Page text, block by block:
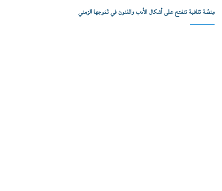
مِنصّة ثقافية تنفتح على أشكال الأدب والفنون في تَمَوجها الزمني